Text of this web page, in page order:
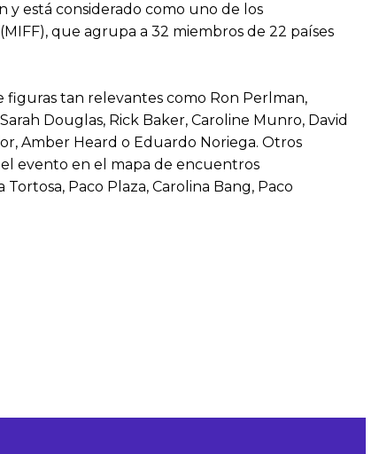
y está considerado como uno de los
que agrupa a 32 miembros de 22 países
figuras tan relevantes como Ron Perlman,
Douglas, Rick Baker, Caroline Munro, David
Amber Heard o Eduardo Noriega. Otros
evento en el mapa de encuentros
Paco Plaza, Carolina Bang, Paco